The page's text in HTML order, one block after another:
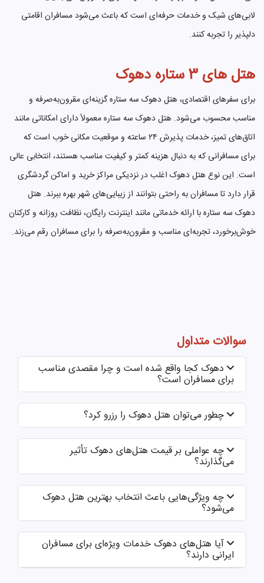
لابی‌های شیک و خدمات حرفه‌ای است که باعث می‌شود مسافران اقامتی
دلپذیر را تجربه کنند.
هتل های 3 ستاره دهوک
برای سفرهای اقتصادی، هتل دهوک سه ستاره گزینه‌ای مقرون‌به‌صرفه و
مناسب محسوب می‌شود. هتل دهوک سه ستاره معمولاً دارای امکاناتی مانند
اتاق‌های تمیز، خدمات پذیرش ۲۴ ساعته و موقعیت مکانی خوب است که
برای مسافرانی که به دنبال هزینه کمتر و کیفیت مناسب هستند، انتخابی عالی
است. این نوع هتل دهوک اغلب در نزدیکی مراکز خرید و اماکن گردشگری
قرار دارد تا مسافران به راحتی بتوانند از زیبایی‌های شهر بهره ببرند. هتل
دهوک سه ستاره با ارائه خدماتی مانند اینترنت رایگان، نظافت روزانه و کارکنان
خوش‌برخورد، تجربه‌ای مناسب و مقرون‌به‌صرفه را برای مسافران رقم می‌زند.
سوالات متداول
دهوک کجا واقع شده است و چرا مقصدی مناسب
برای مسافران است؟
چطور می‌توان هتل دهوک را رزرو کرد؟
چه عواملی بر قیمت هتل‌های دهوک تأثیر
می‌گذارند؟
چه ویژگی‌هایی باعث انتخاب بهترین هتل دهوک
می‌شود؟
آیا هتل‌های دهوک خدمات ویژه‌ای برای مسافران
ایرانی دارند؟